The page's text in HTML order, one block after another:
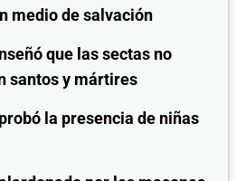
medio de salvación
que las sectas no
santos y mártires
la presencia de niñas